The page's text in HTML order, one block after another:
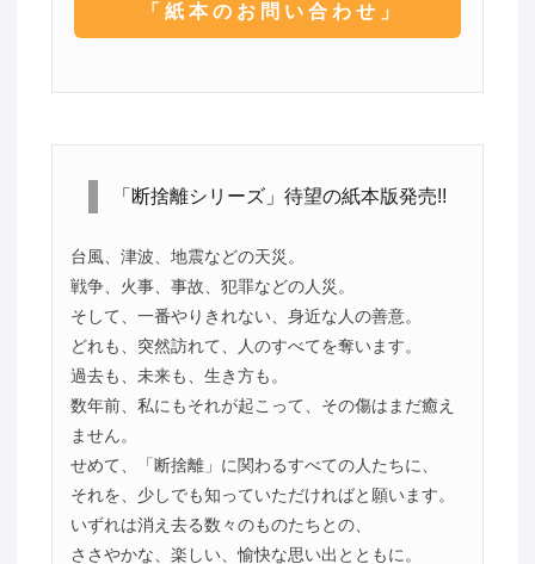
「紙本のお問い合わせ」
「断捨離シリーズ」待望の紙本版発売!!
台風、津波、地震などの天災。
戦争、火事、事故、犯罪などの人災。
そして、一番やりきれない、身近な人の善意。
どれも、突然訪れて、人のすべてを奪います。
過去も、未来も、生き方も。
数年前、私にもそれが起こって、その傷はまだ癒え
ません。
せめて、「断捨離」に関わるすべての人たちに、
それを、少しでも知っていただければと願います。
いずれは消え去る数々のものたちとの、
ささやかな、楽しい、愉快な思い出とともに。